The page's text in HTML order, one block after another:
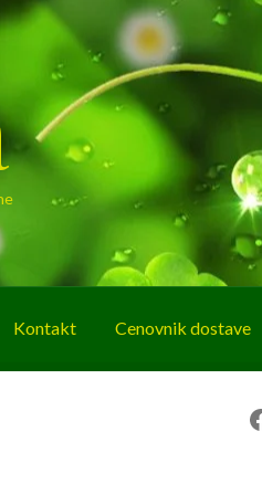
Kontakt Cenovnik dostave
Facebook